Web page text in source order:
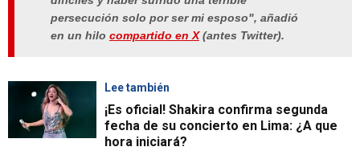
persecución solo por ser mi esposo", añadió
en un hilo compartido en X(antes Twitter).
Lee también
¡Es oficial! Shakira confirma segunda
fecha de su concierto en Lima: ¿A que
hora iniciará?